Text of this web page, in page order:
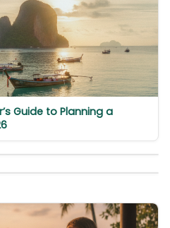
Guide to Planning a